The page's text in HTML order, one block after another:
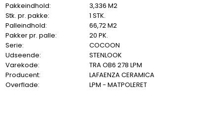
Pakkeindhold:
3,336 M2
Stk. pr. pakke:
1 STK.
Palleindhold:
66,72 M2
Pakker pr. palle:
20 PK.
Serie:
COCOON
Udseende:
STENLOOK
Varekode:
TRA OB6 278 LPM
Producent:
LAFAENZA CERAMICA
Overflade:
LPM - MATPOLERET